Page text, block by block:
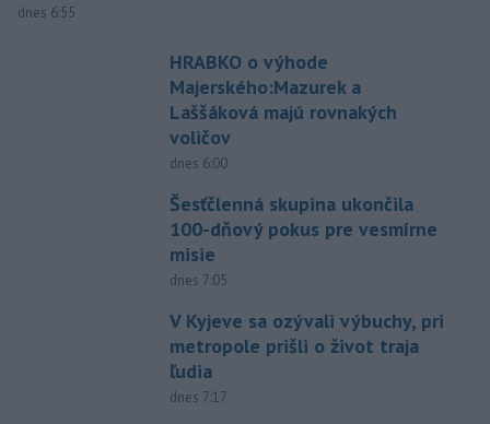
dnes 6:55
HRABKO o výhode
Majerského:Mazurek a
Laššáková majú rovnakých
voličov
dnes 6:00
Šesťčlenná skupina ukončila
100-dňový pokus pre vesmírne
misie
dnes 7:05
V Kyjeve sa ozývali výbuchy, pri
metropole prišli o život traja
ľudia
dnes 7:17